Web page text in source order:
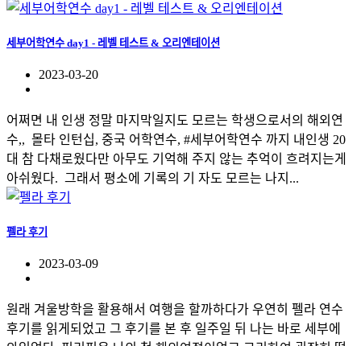
세부어학연수 day1 - 레벨 테스트 & 오리엔테이션
2023-03-20
어쩌면 내 인생 정말 마지막일지도 모르는 학생으로서의 해외연
수,, ​ 몰타 인턴십, 중국 어학연수, #세부어학연수 까지 내인생 20
대 참 다채로웠다만 아무도 기억해 주지 않는 추억이 흐려지는게
아쉬웠다. ​ 그래서 평소에 기록의 기 자도 모르는 나지...
펠라 후기
2023-03-09
원래 겨울방학을 활용해서 여행을 할까하다가 우연히 펠라 연수
후기를 읽게되었고 그 후기를 본 후 일주일 뒤 나는 바로 세부에